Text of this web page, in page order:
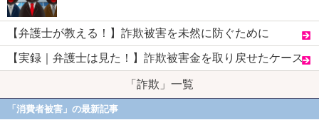
【弁護士が教える！】詐欺被害を未然に防ぐために
【実録｜弁護士は見た！】詐欺被害金を取り戻せたケース
「詐欺」一覧
「消費者被害」の最新記事